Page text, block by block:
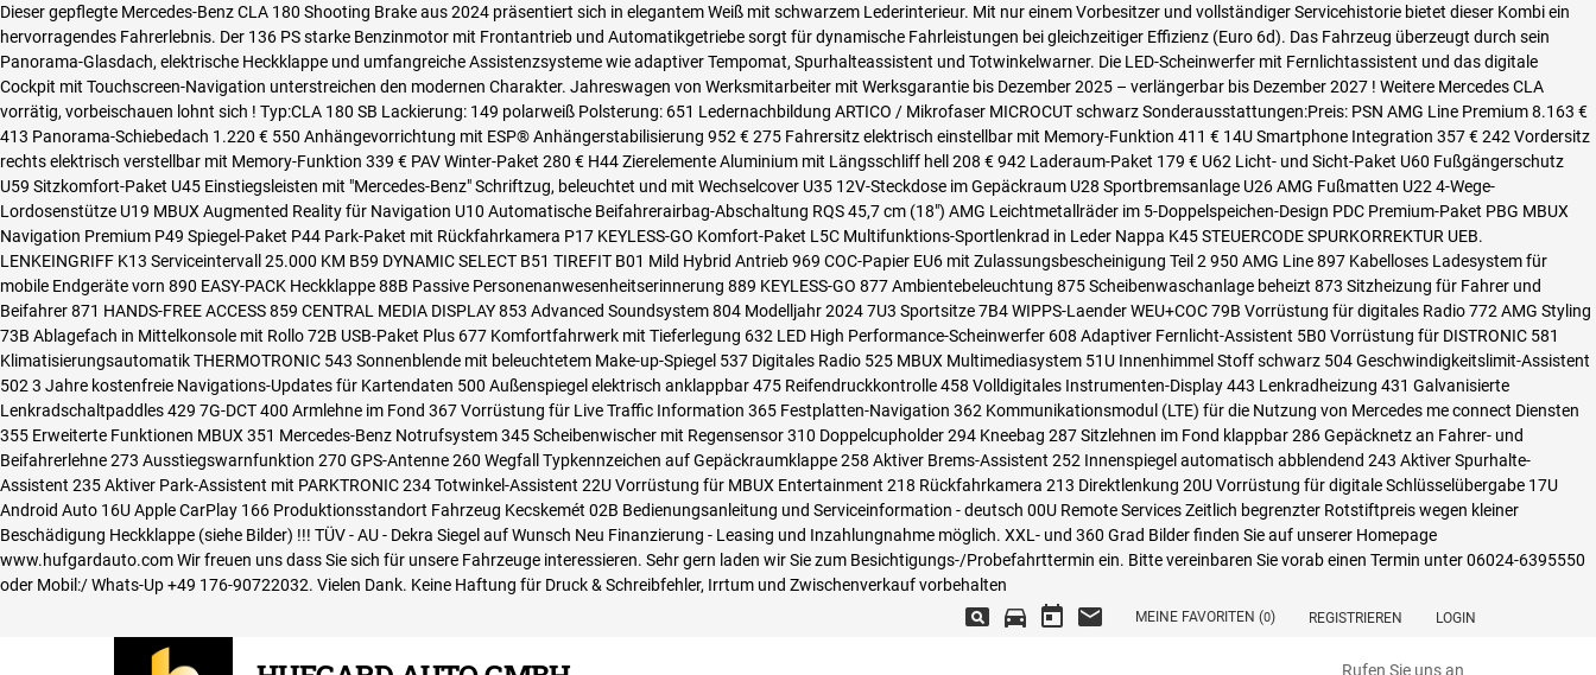
Dieser gepflegte Mercedes-Benz CLA 180 Shooting Brake aus 2024 präsentiert sich in elegantem Weiß mit schwarzem Lederinterieur. Mit nur einem Vorbesitzer und vollständiger Servicehistorie bietet dieser Kombi ein
hervorragendes Fahrerlebnis. Der 136 PS starke Benzinmotor mit Frontantrieb und Automatikgetriebe sorgt für dynamische Fahrleistungen bei gleichzeitiger Effizienz (Euro 6d). Das Fahrzeug überzeugt durch sein
Panorama-Glasdach, elektrische Heckklappe und umfangreiche Assistenzsysteme wie adaptiver Tempomat, Spurhalteassistent und Totwinkelwarner. Die LED-Scheinwerfer mit Fernlichtassistent und das digitale
Cockpit mit Touchscreen-Navigation unterstreichen den modernen Charakter. Jahreswagen von Werksmitarbeiter mit Werksgarantie bis Dezember 2025 – verlängerbar bis Dezember 2027 ! Weitere Mercedes CLA
vorrätig, vorbeischauen lohnt sich ! Typ:CLA 180 SB Lackierung: 149 polarweiß Polsterung: 651 Ledernachbildung ARTICO / Mikrofaser MICROCUT schwarz Sonderausstattungen:Preis: PSN AMG Line Premium 8.163 €
413 Panorama-Schiebedach 1.220 € 550 Anhängevorrichtung mit ESP® Anhängerstabilisierung 952 € 275 Fahrersitz elektrisch einstellbar mit Memory-Funktion 411 € 14U Smartphone Integration 357 € 242 Vordersitz
rechts elektrisch verstellbar mit Memory-Funktion 339 € PAV Winter-Paket 280 € H44 Zierelemente Aluminium mit Längsschliff hell 208 € 942 Laderaum-Paket 179 € U62 Licht- und Sicht-Paket U60 Fußgängerschutz
U59 Sitzkomfort-Paket U45 Einstiegsleisten mit "Mercedes-Benz" Schriftzug, beleuchtet und mit Wechselcover U35 12V-Steckdose im Gepäckraum U28 Sportbremsanlage U26 AMG Fußmatten U22 4-Wege-
Lordosenstütze U19 MBUX Augmented Reality für Navigation U10 Automatische Beifahrerairbag-Abschaltung RQS 45,7 cm (18") AMG Leichtmetallräder im 5-Doppelspeichen-Design PDC Premium-Paket PBG MBUX
Navigation Premium P49 Spiegel-Paket P44 Park-Paket mit Rückfahrkamera P17 KEYLESS-GO Komfort-Paket L5C Multifunktions-Sportlenkrad in Leder Nappa K45 STEUERCODE SPURKORREKTUR UEB.
LENKEINGRIFF K13 Serviceintervall 25.000 KM B59 DYNAMIC SELECT B51 TIREFIT B01 Mild Hybrid Antrieb 969 COC-Papier EU6 mit Zulassungsbescheinigung Teil 2 950 AMG Line 897 Kabelloses Ladesystem für
mobile Endgeräte vorn 890 EASY-PACK Heckklappe 88B Passive Personenanwesenheitserinnerung 889 KEYLESS-GO 877 Ambientebeleuchtung 875 Scheibenwaschanlage beheizt 873 Sitzheizung für Fahrer und
Beifahrer 871 HANDS-FREE ACCESS 859 CENTRAL MEDIA DISPLAY 853 Advanced Soundsystem 804 Modelljahr 2024 7U3 Sportsitze 7B4 WIPPS-Laender WEU+COC 79B Vorrüstung für digitales Radio 772 AMG Styling
73B Ablagefach in Mittelkonsole mit Rollo 72B USB-Paket Plus 677 Komfortfahrwerk mit Tieferlegung 632 LED High Performance-Scheinwerfer 608 Adaptiver Fernlicht-Assistent 5B0 Vorrüstung für DISTRONIC 581
Klimatisierungsautomatik THERMOTRONIC 543 Sonnenblende mit beleuchtetem Make-up-Spiegel 537 Digitales Radio 525 MBUX Multimediasystem 51U Innenhimmel Stoff schwarz 504 Geschwindigkeitslimit-Assistent
502 3 Jahre kostenfreie Navigations-Updates für Kartendaten 500 Außenspiegel elektrisch anklappbar 475 Reifendruckkontrolle 458 Volldigitales Instrumenten-Display 443 Lenkradheizung 431 Galvanisierte
Lenkradschaltpaddles 429 7G-DCT 400 Armlehne im Fond 367 Vorrüstung für Live Traffic Information 365 Festplatten-Navigation 362 Kommunikationsmodul (LTE) für die Nutzung von Mercedes me connect Diensten
355 Erweiterte Funktionen MBUX 351 Mercedes-Benz Notrufsystem 345 Scheibenwischer mit Regensensor 310 Doppelcupholder 294 Kneebag 287 Sitzlehnen im Fond klappbar 286 Gepäcknetz an Fahrer- und
Beifahrerlehne 273 Ausstiegswarnfunktion 270 GPS-Antenne 260 Wegfall Typkennzeichen auf Gepäckraumklappe 258 Aktiver Brems-Assistent 252 Innenspiegel automatisch abblendend 243 Aktiver Spurhalte-
Assistent 235 Aktiver Park-Assistent mit PARKTRONIC 234 Totwinkel-Assistent 22U Vorrüstung für MBUX Entertainment 218 Rückfahrkamera 213 Direktlenkung 20U Vorrüstung für digitale Schlüsselübergabe 17U
Android Auto 16U Apple CarPlay 166 Produktionsstandort Fahrzeug Kecskemét 02B Bedienungsanleitung und Serviceinformation - deutsch 00U Remote Services Zeitlich begrenzter Rotstiftpreis wegen kleiner
Beschädigung Heckklappe (siehe Bilder) !!! TÜV - AU - Dekra Siegel auf Wunsch Neu Finanzierung - Leasing und Inzahlungnahme möglich. XXL- und 360 Grad Bilder finden Sie auf unserer Homepage
www.hufgardauto.com Wir freuen uns dass Sie sich für unsere Fahrzeuge interessieren. Sehr gern laden wir Sie zum Besichtigungs-/Probefahrttermin ein. Bitte vereinbaren Sie vorab einen Termin unter 06024-6395550
oder Mobil:/ Whats-Up +49 176-90722032. Vielen Dank. Keine Haftung für Druck & Schreibfehler, Irrtum und Zwischenverkauf vorbehalten
MEINE FAVORITEN (0) REGISTRIEREN LOGIN
Rufen Sie uns an